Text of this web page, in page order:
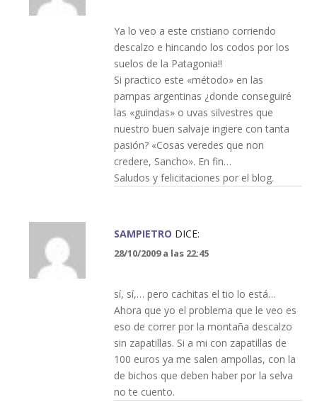
Ya lo veo a este cristiano corriendo
descalzo e hincando los codos por los
suelos de la Patagonia!!
Si practico este «método» en las
pampas argentinas ¿donde conseguiré
las «guindas» o uvas silvestres que
nuestro buen salvaje ingiere con tanta
pasión? «Cosas veredes que non
credere, Sancho». En fin…
Saludos y felicitaciones por el blog.
SAMPIETRO DICE:
28/10/2009 a las 22:45
sí, sí,… pero cachitas el tio lo está…
Ahora que yo el problema que le veo es
eso de correr por la montaña descalzo
sin zapatillas. Si a mi con zapatillas de
100 euros ya me salen ampollas, con la
de bichos que deben haber por la selva
no te cuento.